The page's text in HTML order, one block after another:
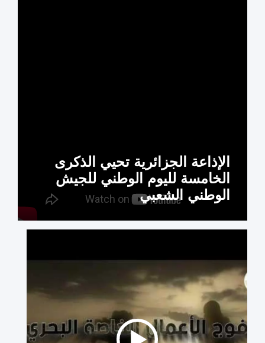
الإذاعة الجزائرية تحيي الذكرى
الخامسة لليوم الوطني للجيش
الوطني الشعبي